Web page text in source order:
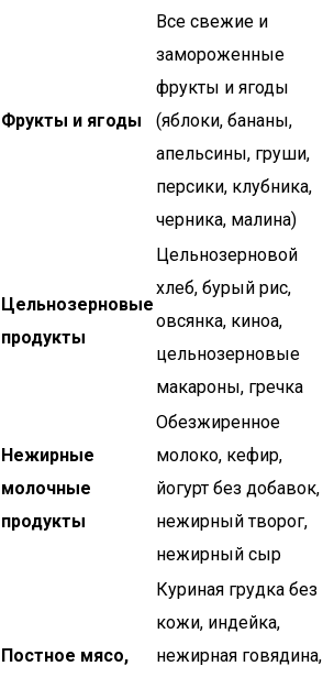
Фрукты и ягоды
Все свежие и
замороженные
фрукты и ягоды
(яблоки, бананы,
апельсины, груши,
персики, клубника,
черника, малина)
Цельнозерновые
продукты
Цельнозерновой
хлеб, бурый рис,
овсянка, киноа,
цельнозерновые
макароны, гречка
Нежирные
молочные
продукты
Обезжиренное
молоко, кефир,
йогурт без добавок,
нежирный творог,
нежирный сыр
Постное мясо,
Куриная грудка без
кожи, индейка,
нежирная говядина,